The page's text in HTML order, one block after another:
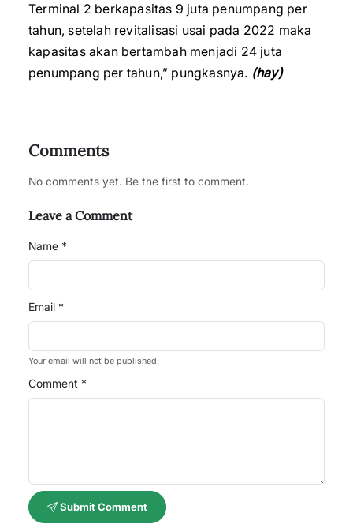
Terminal 2 berkapasitas 9 juta penumpang per
tahun, setelah revitalisasi usai pada 2022 maka
kapasitas akan bertambah menjadi 24 juta
penumpang per tahun,” pungkasnya. (hay)
Comments
No comments yet. Be the first to comment.
Leave a Comment
Name *
Email *
Your email will not be published.
Comment *
Submit Comment